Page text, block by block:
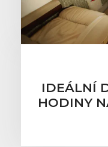
IDEÁLNÍ
HODINY